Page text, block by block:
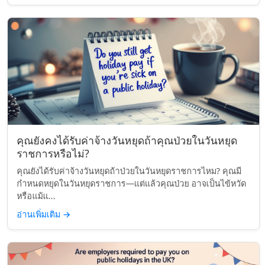
คุณยังคงได้รับค่าจ้างวันหยุดถ้าคุณป่วยในวันหยุด
ราชการหรือไม่?
คุณยังได้รับค่าจ้างวันหยุดถ้าป่วยในวันหยุดราชการไหม? คุณมี
กำหนดหยุดในวันหยุดราชการ—แต่แล้วคุณป่วย อาจเป็นไข้หวัด
หรือแม้แ...
อ่านเพิ่มเติม →